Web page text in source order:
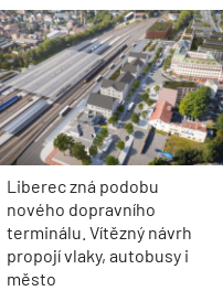
Liberec zná podobu
nového dopravního
terminálu. Vítězný návrh
propojí vlaky, autobusy i
město